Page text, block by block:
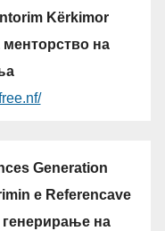
Kërkimor
на
Generation
e Referencave
на